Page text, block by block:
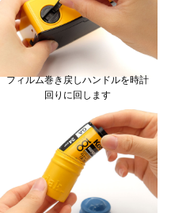
フィルム巻き戻しハンドルを時計
回りに回します